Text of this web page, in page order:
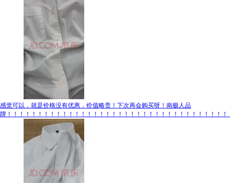
感觉可以，就是价格没有优惠，价值略贵！下次再会购买呀！南极人品
牌！！！！！！！！！！！！！！！！！！！！！！！！！！！！！！！！！！！